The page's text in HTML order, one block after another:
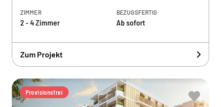
ZIMMER
2 - 4 Zimmer
BEZUGSFERTIG
Ab sofort
Zum Projekt
Provisionsfrei